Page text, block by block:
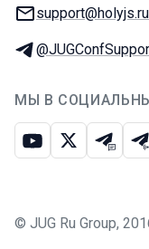
E-mail:
support@holyjs.ru
Телеграм:
МЫ В
ЮтубИкс
© JUG Ru Group,